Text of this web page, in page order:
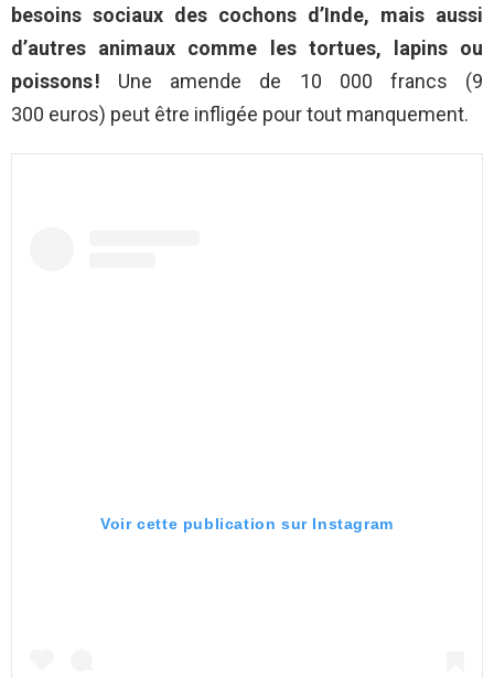
besoins sociaux des cochons d’Inde, mais aussi
d’autres animaux comme les tortues, lapins ou
poissons ! Une amende de 10 000 francs (9
300 euros) peut être infligée pour tout manquement.
Voir cette publication sur Instagram